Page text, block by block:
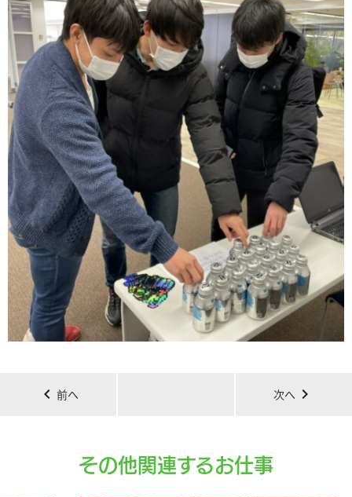
chevron_left 前へ 次へ chevron_right
その他関連するお仕事